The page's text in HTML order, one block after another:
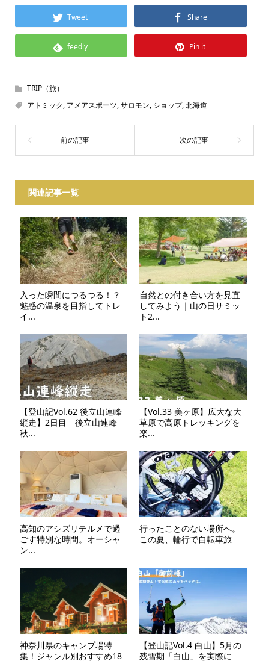
Tweet Share
feedly Pin it
TRIP（旅）
アトミック, アメアスポーツ,サロモン, ショップ,北海道
関連記事一覧
入った瞬間につるつる！？
魅惑の温泉を目指してトレ
イ...
自然との付き合い方を見直
してみよう｜山の日サミッ
ト2...
【登山記Vol.62 後立山連峰
縦走】2日目 後立山連峰
秋...
【Vol.33 美ヶ原】広大な大
草原で高原トレッキングを
楽...
高知のアシズリテルメで過
ごす特別な時間。オーシャ
ン...
行ったことのない場所へ。
この夏、輪行で自転車旅
神奈川県のキャンプ場特
集！ジャンル別おすすめ18
【登山記Vol.4 白山】5月の
残雪期「白山」を実際に